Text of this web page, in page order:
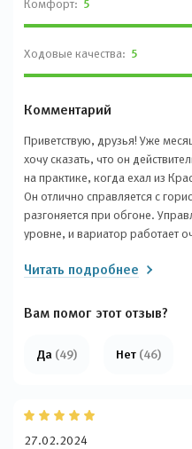
Комфорт: 5
Ходовые качества: 5
Комментарий
Приветствую, друзья! Уже
хочу сказать, что он
на практике, когда ехал из
Он отлично справляется с
разгоняется при обгоне.
уровне, и вариатор работает
салона, он очень
для пассажиров, но багажник
Читать подробнее
Вам помог этот отзыв?
Да (49) Нет (46)
27.02.2024